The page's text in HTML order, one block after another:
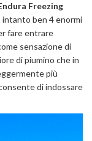
Freezing
intanto ben 4 enormi
fare entrare
sensazione di
di piumino che in
più
di indossare